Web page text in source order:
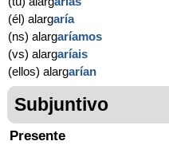
(él) alargaría
(ns) alargaríamos
(vs) alargaríais
(ellos) alargarían
Subjuntivo
Presente